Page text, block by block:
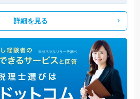
詳細を見る